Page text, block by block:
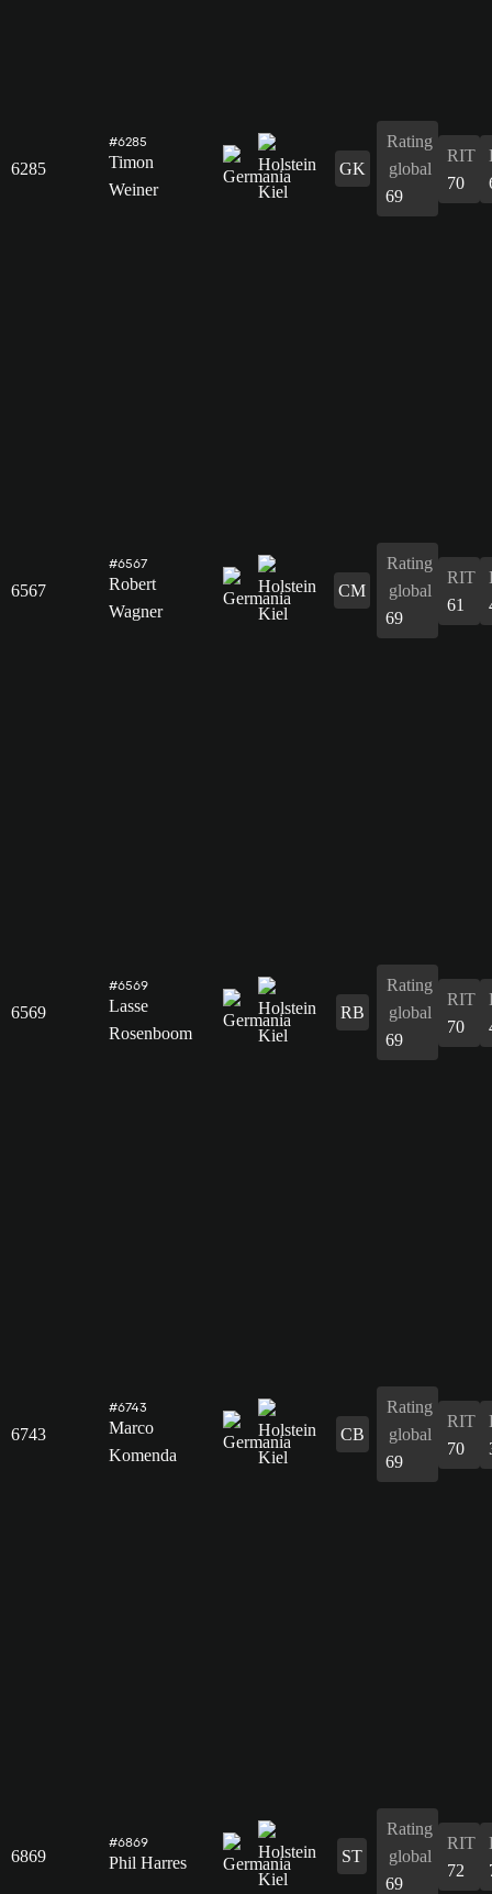
6285
#6285
Timon
Weiner
GK
Rating
global
69
RIT
70
6567
#6567
Robert
Wagner
CM
Rating
global
69
RIT
61
6569
#6569
Lasse
Rosenboom
RB
Rating
global
69
RIT
70
6743
#6743
Marco
Komenda
CB
Rating
global
69
RIT
70
6869
#6869
Phil Harres ST
Rating
global
69
RIT
72